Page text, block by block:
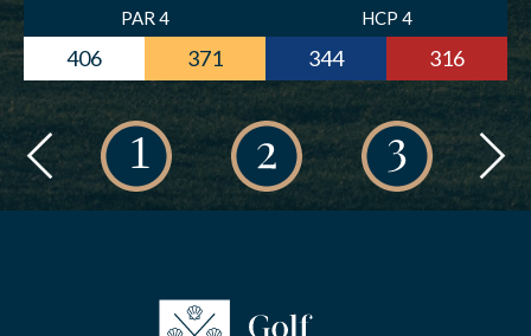
PAR 4 HCP 4
406 371 344 316